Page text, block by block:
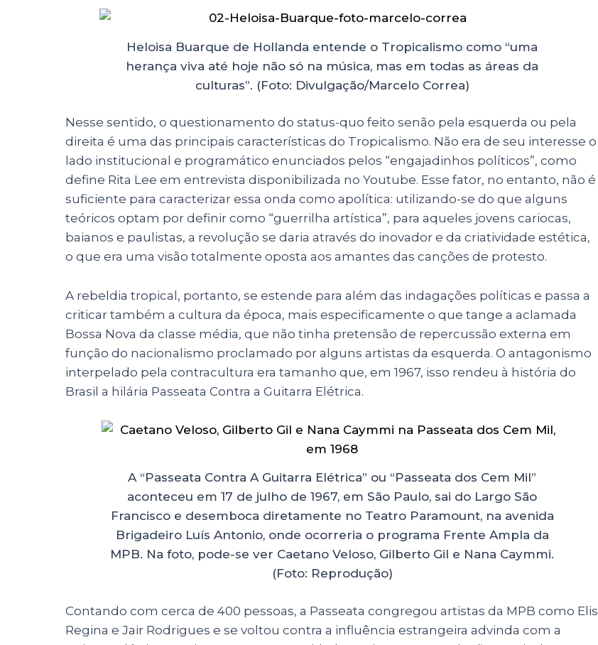
Heloisa Buarque de Hollanda entende o Tropicalismo como “uma
herança viva até hoje não só na música, mas em todas as áreas da
culturas”. (Foto: Divulgação/Marcelo Correa)
Nesse sentido, o questionamento do status-quo feito senão pela esquerda ou pela
direita é uma das principais características do Tropicalismo. Não era de seu interesse o
lado institucional e programático enunciados pelos “engajadinhos políticos”, como
define Rita Lee em entrevista disponibilizada no Youtube. Esse fator, no entanto, não é
suficiente para caracterizar essa onda como apolítica: utilizando-se do que alguns
teóricos optam por definir como “guerrilha artística”, para aqueles jovens cariocas,
baianos e paulistas, a revolução se daria através do inovador e da criatividade estética,
o que era uma visão totalmente oposta aos amantes das canções de protesto.
A rebeldia tropical, portanto, se estende para além das indagações políticas e passa a
criticar também a cultura da época, mais especificamente o que tange a aclamada
Bossa Nova da classe média, que não tinha pretensão de repercussão externa em
função do nacionalismo proclamado por alguns artistas da esquerda. O antagonismo
interpelado pela contracultura era tamanho que, em 1967, isso rendeu à história do
Brasil a hilária Passeata Contra a Guitarra Elétrica.
A “Passeata Contra A Guitarra Elétrica” ou “Passeata dos Cem Mil”
aconteceu em 17 de julho de 1967, em São Paulo, sai do Largo São
Francisco e desemboca diretamente no Teatro Paramount, na avenida
Brigadeiro Luís Antonio, onde ocorreria o programa Frente Ampla da
MPB. Na foto, pode-se ver Caetano Veloso, Gilberto Gil e Nana Caymmi.
(Foto: Reprodução)
Contando com cerca de 400 pessoas, a Passeata congregou artistas da MPB como Elis
Regina e Jair Rodrigues e se voltou contra a influência estrangeira advinda com a